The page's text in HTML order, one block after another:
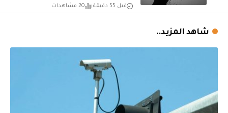
قبل 55 دقيقة 20 مشاهدات
شاهد المزيد..